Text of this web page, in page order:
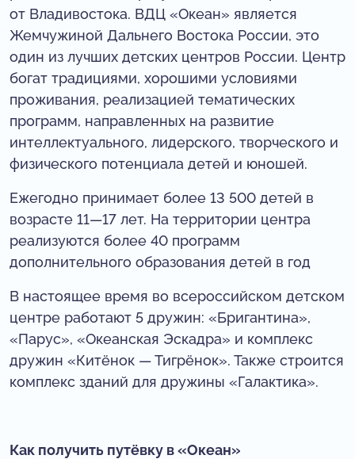
от Владивостока. ВДЦ «Океан» является
Жемчужиной Дальнего Востока России, это
один из лучших детских центров России. Центр
богат традициями, хорошими условиями
проживания, реализацией тематических
программ, направленных на развитие
интеллектуального, лидерского, творческого и
физического потенциала детей и юношей.
Ежегодно принимает более 13 500 детей в
возрасте 11—17 лет. На территории центра
реализуются более 40 программ
дополнительного образования детей в год
В настоящее время во всероссийском детском
центре работают 5 дружин: «Бригантина»,
«Парус», «Океанская Эскадра» и комплекс
дружин «Китёнок — Тигрёнок». Также строится
комплекс зданий для дружины «Галактика».
Как получить путёвку в «Океан»